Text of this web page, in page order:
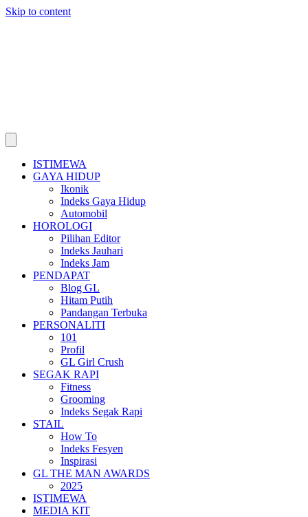
Skip to content
ISTIMEWA
GAYA HIDUP
Ikonik
Indeks Gaya Hidup
Automobil
HOROLOGI
Pilihan Editor
Indeks Jauhari
Indeks Jam
PENDAPAT
Blog GL
Hitam Putih
Pandangan Terbuka
PERSONALITI
101
Profil
GL Girl Crush
SEGAK RAPI
Fitness
Grooming
Indeks Segak Rapi
STAIL
How To
Indeks Fesyen
Inspirasi
GL THE MAN AWARDS
2025
ISTIMEWA
MEDIA KIT